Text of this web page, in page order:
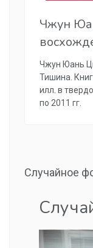
Чжун
Чжун Юань
Тишина.
илл. в
по 2011 гг.
Случайное